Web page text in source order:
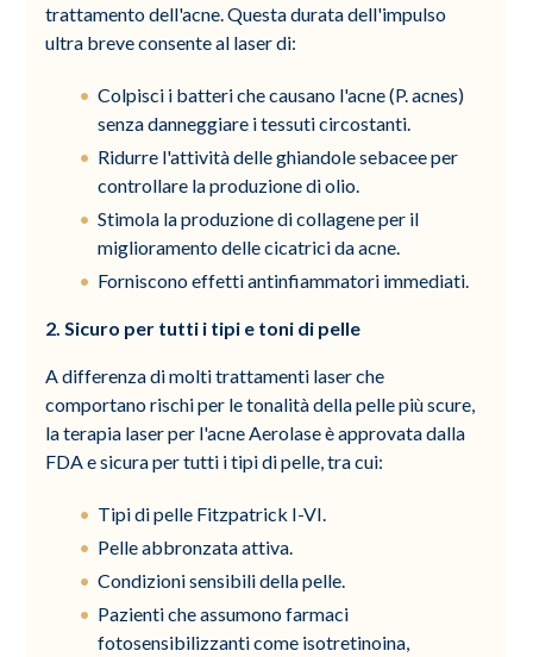
trattamento dell'acne. Questa durata dell'impulso
ultra breve consente al laser di:
Colpisci i batteri che causano l'acne (P. acnes)
senza danneggiare i tessuti circostanti.
Ridurre l'attività delle ghiandole sebacee per
controllare la produzione di olio.
Stimola la produzione di collagene per il
miglioramento delle cicatrici da acne.
Forniscono effetti antinfiammatori immediati.
2. Sicuro per tutti i tipi e toni di pelle
A differenza di molti trattamenti laser che
comportano rischi per le tonalità della pelle più scure,
la terapia laser per l'acne Aerolase è approvata dalla
FDA e sicura per tutti i tipi di pelle, tra cui:
Tipi di pelle Fitzpatrick I-VI.
Pelle abbronzata attiva.
Condizioni sensibili della pelle.
Pazienti che assumono farmaci
fotosensibilizzanti come isotretinoina,